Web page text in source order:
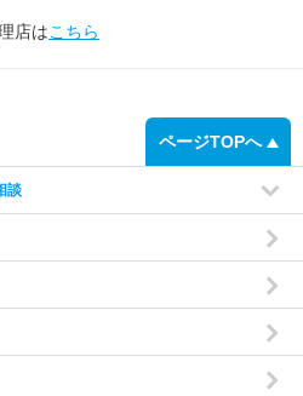
店はこちら
ページTOPへ
談